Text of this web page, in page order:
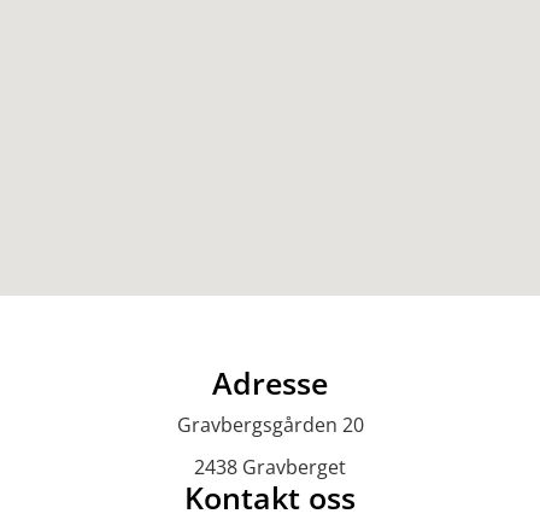
Adresse
Gravbergsgården 20
2438 Gravberget
Kontakt oss